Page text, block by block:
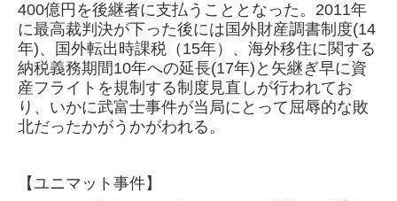
400億円を後継者に支払うこととなった。2011年
に最高裁判決が下った後には国外財産調書制度(14
年)、国外転出時課税（15年）、海外移住に関する
納税義務期間10年への延長(17年)と矢継ぎ早に資
産フライトを規制する制度見直しが行われてお
り、いかに武富士事件が当局にとって屈辱的な敗
北だったかがうかがわれる。
【ユニマット事件】